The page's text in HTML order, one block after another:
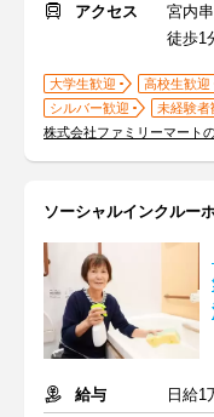
アクセス
宮内
徒歩1
大学生歓迎 高校生歓迎
シルバー歓迎
未経験者
株式会社ファミリーマート
ソーシャルインクルー
給与
日給1